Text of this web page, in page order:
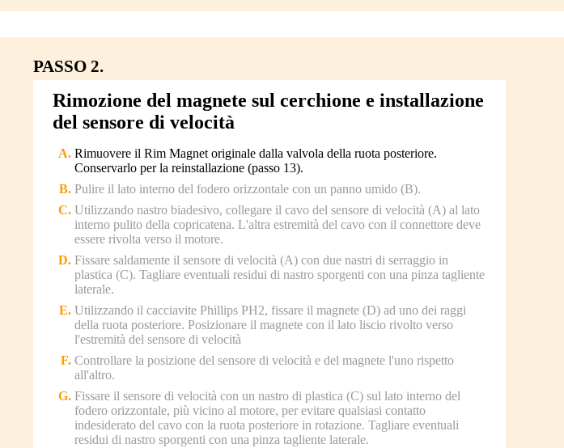
PASSO 2.
Rimozione del magnete sul cerchione e installazione
del sensore di velocità
Rimuovere il Rim Magnet originale dalla valvola della ruota posteriore.
Conservarlo per la reinstallazione (passo 13).
Pulire il lato interno del fodero orizzontale con un panno umido (B).
Utilizzando nastro biadesivo, collegare il cavo del sensore di velocità (A) al lato
interno pulito della copricatena. L'altra estremità del cavo con il connettore deve
essere rivolta verso il motore.
Fissare saldamente il sensore di velocità (A) con due nastri di serraggio in
plastica (C). Tagliare eventuali residui di nastro sporgenti con una pinza tagliente
laterale.
Utilizzando il cacciavite Phillips PH2, fissare il magnete (D) ad uno dei raggi
della ruota posteriore. Posizionare il magnete con il lato liscio rivolto verso
l'estremità del sensore di velocità
Controllare la posizione del sensore di velocità e del magnete l'uno rispetto
all'altro.
Fissare il sensore di velocità con un nastro di plastica (C) sul lato interno del
fodero orizzontale, più vicino al motore, per evitare qualsiasi contatto
indesiderato del cavo con la ruota posteriore in rotazione. Tagliare eventuali
residui di nastro sporgenti con una pinza tagliente laterale.